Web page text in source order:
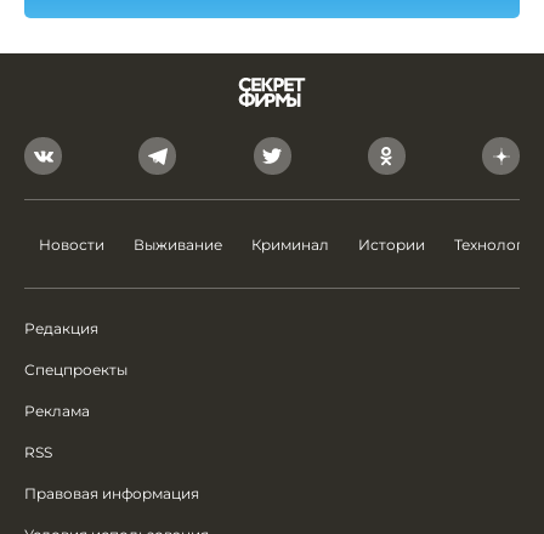
Новости Выживание Криминал Истории Технологии
Редакция
Спецпроекты
Реклама
RSS
Правовая информация